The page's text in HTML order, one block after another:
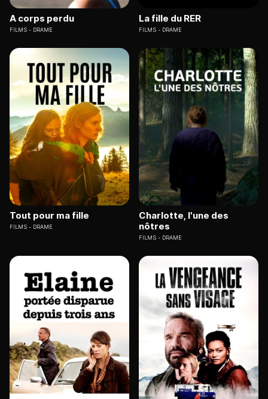
A corps perdu
FILMS DRAME
La fille du RER
FILMS DRAME
Tout pour ma fille
FILMS DRAME
Charlotte, l'une des
nôtres
FILMS DRAME